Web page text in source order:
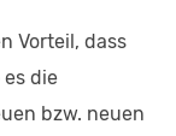
Vorteil, dass
die
bzw. neuen